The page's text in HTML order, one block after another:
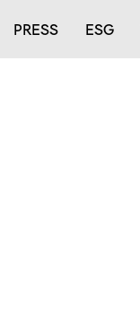
PRESS ESG